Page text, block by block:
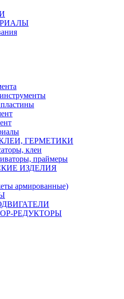
ГЕРМЕТИКИ
клеи
праймеры
ИЗДЕЛИЯ
армированные)
РЕДУКТОРЫ